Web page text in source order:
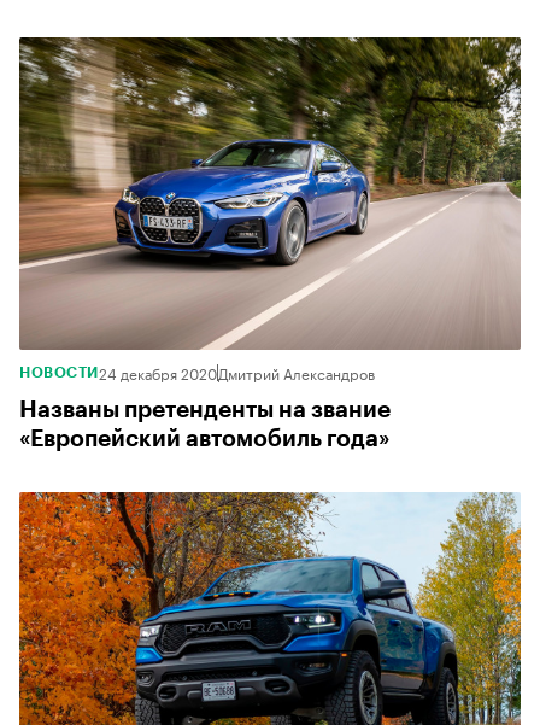
НОВОСТИ 24 декабря 2020Дмитрий Александров
Названы претенденты на звание
«Европейский автомобиль года»